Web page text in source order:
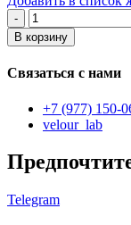
Количество
товара
Мужские
и
В корзину
Связаться с нами
+7 (977) 150-
velour_lab
Telegram